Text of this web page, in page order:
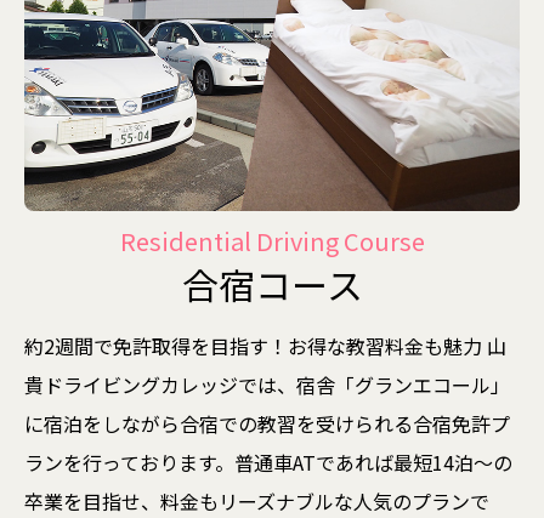
かしくて直接言えなくてごめん
なさい。携ってくれた教官の
方々、本当にありがとうござい
ました。受付の方々もやさしく
してくれてありがとうございま
した！
Kさん、Tさん、Oさん、改善
点、良いところなど分かりやす
く、そしてやさしく教えて下さ
ってありがとうございました！
今本当に暑すぎなのでご自愛く
Residential Driving Course
合宿コース
約2週間で免許取得を目指す！お得な教習料金も魅力 山
貴ドライビングカレッジでは、宿舎「グランエコール」
に宿泊をしながら合宿での教習を受けられる合宿免許プ
ランを行っております。普通車ATであれば最短14泊～の
卒業を目指せ、料金もリーズナブルな人気のプランで